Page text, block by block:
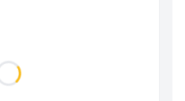
Loading...